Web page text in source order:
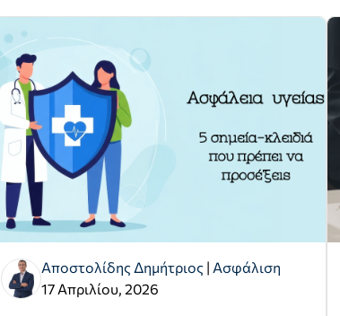
Αποστολίδης Δημήτριος | Ασφάλιση
17 Απριλίου, 2026